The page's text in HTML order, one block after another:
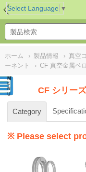
Select Language ▼
ホーム › 製品情報 › 真空
ーネント
› CF 真空金属ベ
CF シリー
Category
※ Please select
NULL//